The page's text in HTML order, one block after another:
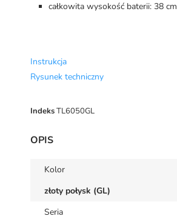
całkowita wysokość baterii: 38 cm
Instrukcja
Rysunek techniczny
IndeksTL6050GL
OPIS
Kolor
złoty połysk (GL)
Seria